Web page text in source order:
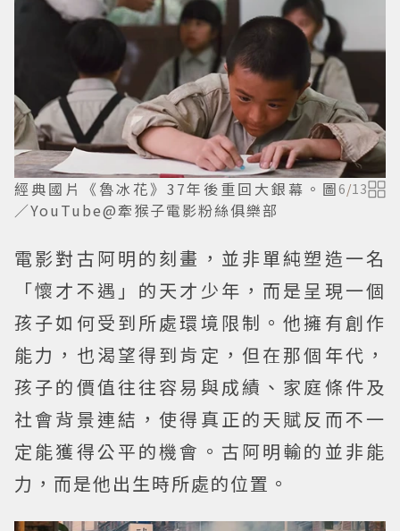
經典國片《魯冰花》37年後重回大銀幕。圖
／YouTube@牽猴子電影粉絲俱樂部
6/13
電影對古阿明的刻畫，並非單純塑造一名
「懷才不遇」的天才少年，而是呈現一個
孩子如何受到所處環境限制。他擁有創作
能力，也渴望得到肯定，但在那個年代，
孩子的價值往往容易與成績、家庭條件及
社會背景連結，使得真正的天賦反而不一
定能獲得公平的機會。古阿明輸的並非能
力，而是他出生時所處的位置。